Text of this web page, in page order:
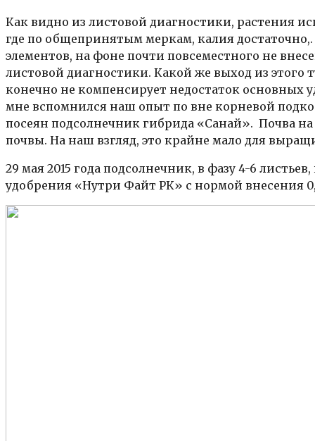
Как видно из листовой диагностики, растения
где по общепринятым меркам, калия
элементов, на фоне почти повсеместного не
листовой диагностики. Какой же выход из этого
конечно не компенсирует недостаток основных
мне вспомнился наш опыт по вне корневой
посеян подсолнечник гибрида «Санай». Почва
почвы. На наш взгляд, это крайне мало для
29 мая 2015 года подсолнечник, в фазу 4-6
удобрения «Нутри Файт РК» с нормой внесения